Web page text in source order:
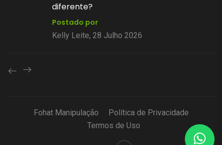
diferente?
Postado por
Kelly Leite, 28 Julho 2026
Fohat Manipulação
Política de Privacidade
Termos de Uso